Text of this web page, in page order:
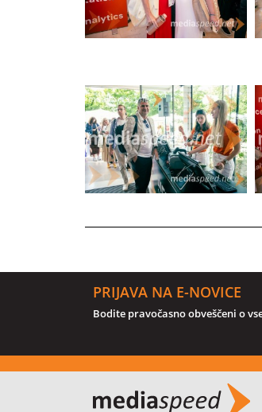
PRIJAVA NA E-NOVICE
Bodite pravočasno obveščeni o